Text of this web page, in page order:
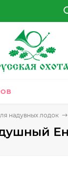
надувных лодок